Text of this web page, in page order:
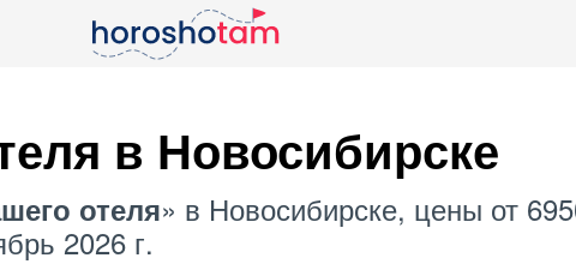
в Новосибирске
отеля» в Новосибирске, цены от
2026 г.